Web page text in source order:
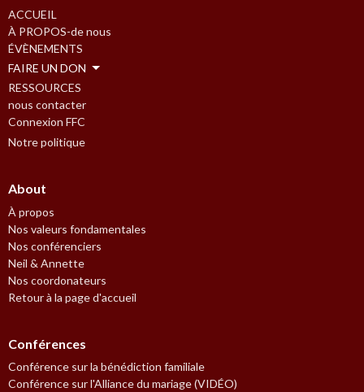
ACCUEIL
À PROPOS-de nous
ÉVÈNEMENTS
FAIRE UN DON
RESSOURCES
nous contacter
Connexion FFC
Notre politique
About
À propos
Nos valeurs fondamentales
Nos conférenciers
Neil & Annette
Nos coordonateurs
Retour à la page d'accueil
Conférences
Conférence sur la bénédiction familiale
Conférence sur l'Alliance du mariage (VIDÉO)